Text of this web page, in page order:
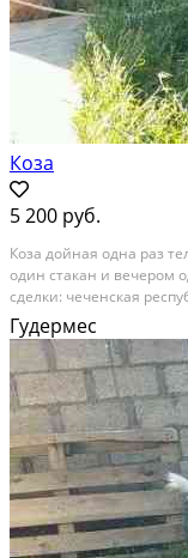
Коза
5 200 руб.
Коза дойная одна раз
один стакан и вечером
сделки: чеченская
Гудермес